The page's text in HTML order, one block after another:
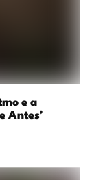
e a
Antes’